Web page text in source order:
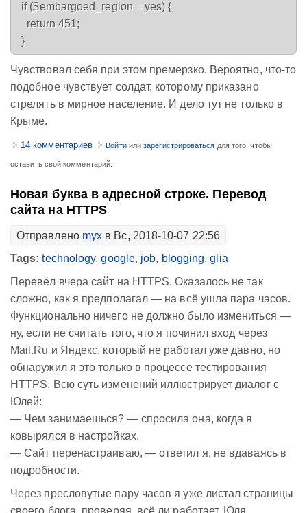
  if ($embargoed_region = yes) {
    return 451;
  }
Чувствовал себя при этом премерзко. Вероятно, что-то
подобное чувствует солдат, которому приказано
стрелять в мирное население. И дело тут не только в
Крыме.
14 комментариев Войтиилизарегистрироваться для того, чтобы
оставить свой комментарий.
Новая буква в адресной строке. Перевод
сайта на HTTPS
Отправлено myx в Вс, 2018-10-07 22:56
Tags:technology,google, job, blogging,glia
Перевёл вчера сайт на HTTPS. Оказалось не так
сложно, как я предполагал — на всё ушла пара часов.
Функционально ничего не должно было измениться —
ну, если не считать того, что я починил вход через
Mail.Ru и Яндекс, который не работал уже давно, но
обнаружил я это только в процессе тестирования
HTTPS. Всю суть изменений иллюстрирует диалог с
Юлей:
— Чем занимаешься? — спросила она, когда я
ковырялся в настройках.
— Сайт перенастраиваю, — ответил я, не вдаваясь в
подробности.
Через пресловутые пару часов я уже листал страницы